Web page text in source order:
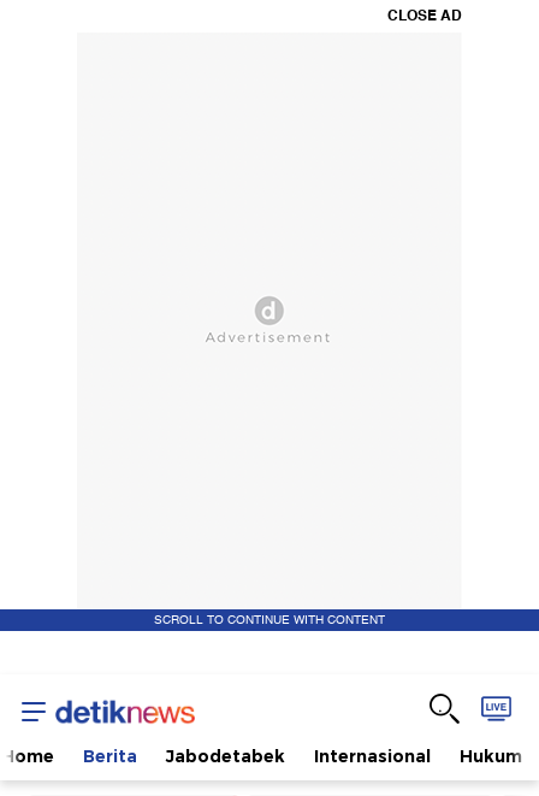
CLOSE AD
SCROLL TO CONTINUE WITH CONTENT
Home Berita Jabodetabek Internasional Hukum